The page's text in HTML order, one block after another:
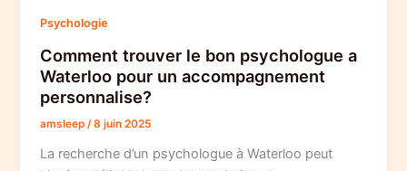
Psychologie
Comment trouver le bon psychologue a
Waterloo pour un accompagnement
personnalise?
amsleep/8 juin 2025
La recherche d’un psychologue à Waterloo peut